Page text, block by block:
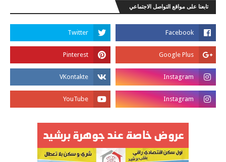
تابعنا على مواقع التواصل الاجتماعي